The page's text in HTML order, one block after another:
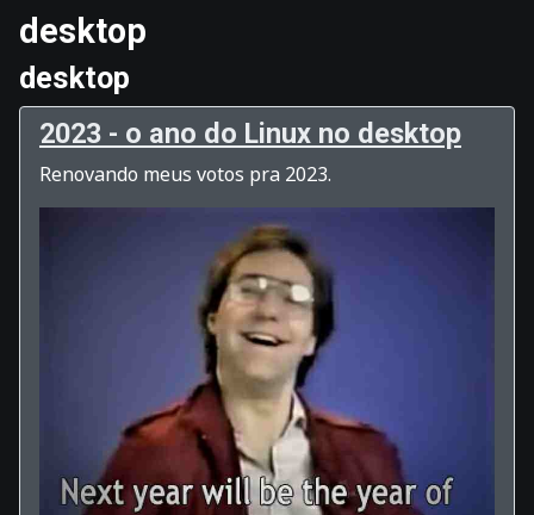
desktop
desktop
2023 - o ano do Linux no desktop
Renovando meus votos pra 2023.